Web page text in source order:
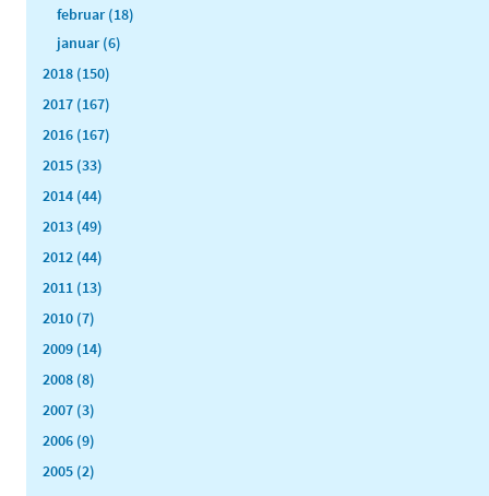
februar (18)
januar (6)
2018 (150)
2017 (167)
2016 (167)
2015 (33)
2014 (44)
2013 (49)
2012 (44)
2011 (13)
2010 (7)
2009 (14)
2008 (8)
2007 (3)
2006 (9)
2005 (2)